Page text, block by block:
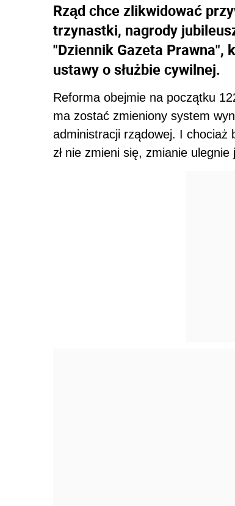
Rząd chce zlikwidować
trzynastki, nagrody
"Dziennik Gazeta Prawna",
ustawy o służbie cywilnej.
Reforma obejmie na początku
ma zostać zmieniony system
administracji rządowej. I chociaż
zł nie zmieni się, zmianie ulegnie